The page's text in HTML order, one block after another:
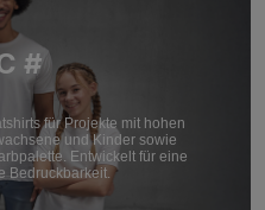
#
für Projekte mit hohen
und Kinder sowie
Entwickelt für eine
Bedruckbarkeit.